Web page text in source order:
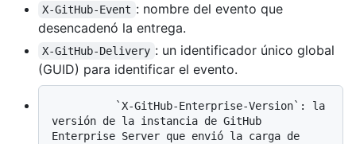
X-GitHub-Event : nombre del evento que
desencadenó la entrega.
X-GitHub-Delivery : un identificador único global
(GUID) para identificar el evento.
versión de la instancia de GitHub
Enterprise Server que envió la carga de